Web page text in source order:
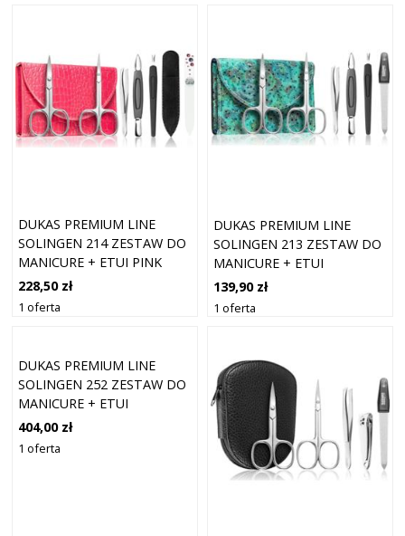
DUKAS PREMIUM LINE
SOLINGEN 214 ZESTAW DO
MANICURE + ETUI PINK
228,50 zł
1 oferta
DUKAS PREMIUM LINE
SOLINGEN 213 ZESTAW DO
MANICURE + ETUI
139,90 zł
1 oferta
DUKAS PREMIUM LINE
SOLINGEN 252 ZESTAW DO
MANICURE + ETUI
BURGUND 10 SZTUK
404,00 zł
1 oferta